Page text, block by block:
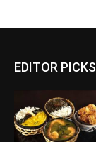
EDITOR PICKS